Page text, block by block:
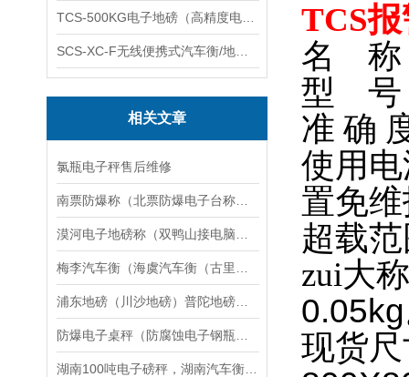
相关文章
氯瓶电子秤售后维修
TCS
名 称
型 号
准 确
使用
置免
超载范
zui大
0.05kg
现货